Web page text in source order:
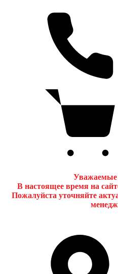
Уважаемые
В настоящее время на
Пожалуйста уточняйте